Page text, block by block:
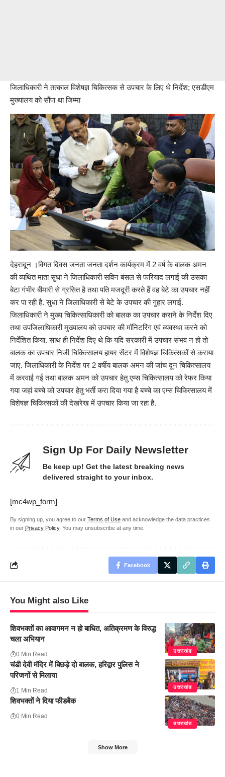
जिलाधिकारी ने तत्काल विशेषज्ञ चिकित्सक से उपचार के लिए थे निर्देश; एसडीएम
मुख्यालय को सौंपा था जिम्मा
देहरादून ।विगत दिवस जनता जनता दर्शन कार्यक्रम में 2 वर्ष के बालक अमन
की व्यथित माता सुधा ने जिलाधिकारी सविन बंसल से फरियाद लगाई की उसका
बेटा गंभीर बीमारी से ग्रसित है तथा पति मजदूरी करते हैं वह बेटे का उपचार नहीं
कर पा रही है. सुधा ने जिलाधिकारी से बेटे के उपचार की गुहार लगाई.
जिलाधिकारी ने मुख्य चिकित्साधिकारी को बालक का उपचार कराने के निर्देश दिए
तथा उपजिलाधिकारी मुख्यालय को उपचार की मॉनिटरिंग एवं व्यवस्था करने को
निर्देशित किया. साथ ही निर्देश दिए थे कि यदि सरकारी में उपचार संभव न हो तो
बालक का उपचार निजी चिकित्सालय हायर सेंटर में विशेषज्ञ चिकित्सकों से कराया
जाए. जिलाधिकारी के निर्देश पर 2 वर्षीय बालक अमन की जांच दून चिकित्सालय
में करवाई गई तथा बालक अमन को उपचार हेतु एम्स चिकित्सालय को रेफर किया
गया जहां बच्चे को उपचार हेतु भर्ती करा दिया गया है बच्चे का एम्स चिकित्सालय में
विशेषज्ञ चिकित्सकों की देखरेख में उपचार किया जा रहा है.
Sign Up For Daily Newsletter
Be keep up! Get the latest breaking news
delivered straight to your inbox.
[mc4wp_form]
By signing up, you agree to our Terms of Use and acknowledge the data practices
in our Privacy Policy. You may unsubscribe at any time.
Facebook
You Might also Like
उत्तराखंड
शिवभक्तों का आवागमन न हो बाधित, अतिक्रमण के विरुद्ध
चला अभियान
0 Min Read
उत्तराखंड
चंडी देवी मंदिर में बिछड़े दो बालक, हरिद्वार पुलिस ने
परिजनों से मिलाया
1 Min Read
उत्तराखंड
शिवभक्तों ने दिया फीडबैक
0 Min Read
Show More